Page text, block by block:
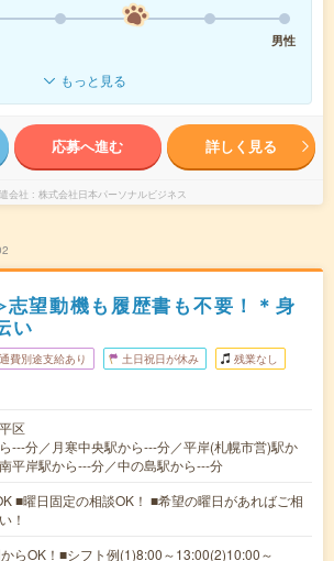
男性
もっと見る
応募へ進む 詳しく見る
会社 株式会社日本パーソナルビジネス
望動機も履歴書も不要！＊身
い
費別途支給あり 土日祝日が休み 残業なし
区
---分／月寒中央駅から---分／平岸(札幌市営)駅か
平岸駅から---分／中の島駅から---分
■曜日固定の相談OK！ ■希望の曜日があればご相
！
らOK！■シフト例(1)8:00～13:00(2)10:00～